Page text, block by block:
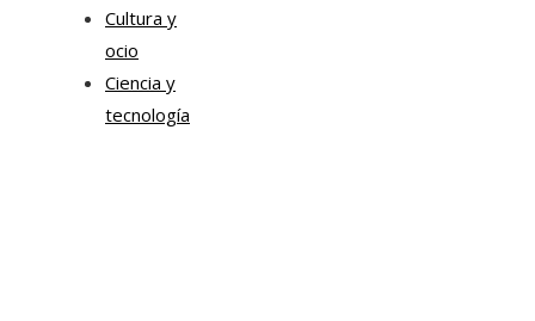
Cultura y
ocio
Ciencia y
tecnología